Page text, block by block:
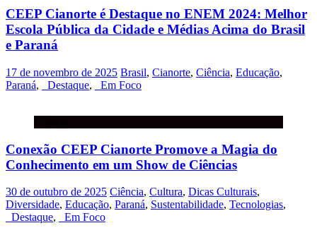
CEEP Cianorte é Destaque no ENEM 2024: Melhor
Escola Pública da Cidade e Médias Acima do Brasil
e Paraná
17 de novembro de 2025 Brasil, Cianorte, Ciência, Educação,
Paraná, _Destaque, _Em Foco
Conexão CEEP Cianorte Promove a Magia do
Conhecimento em um Show de Ciências
30 de outubro de 2025 Ciência, Cultura, Dicas Culturais,
Diversidade, Educação, Paraná, Sustentabilidade, Tecnologias,
_Destaque, _Em Foco